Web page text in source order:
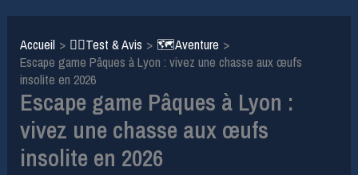
Accueil 🕵️‍♂️Test & Avis
🗺️Aventure
Escape game Pâques à Lyon : vivez une chasse aux œufs
insolite en 2026
Escape game Pâques à Lyon :
vivez une chasse aux œufs
insolite en 2026